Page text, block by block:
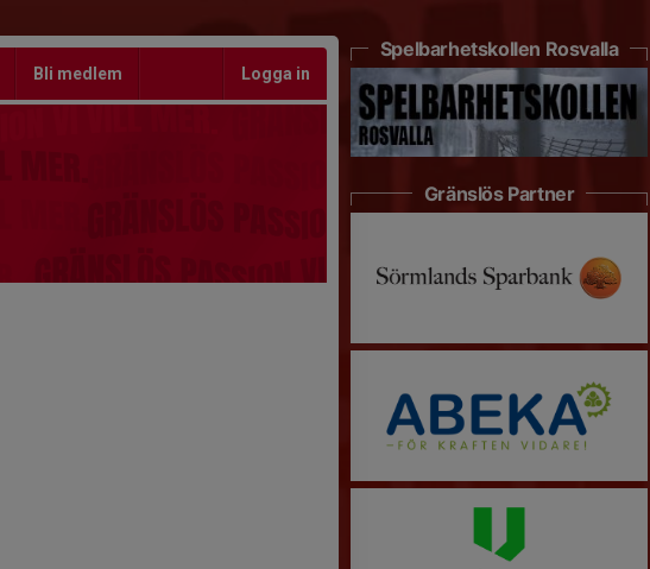
Bli medlem Logga in
Spelbarhetskollen Rosvalla
Gränslös Partner